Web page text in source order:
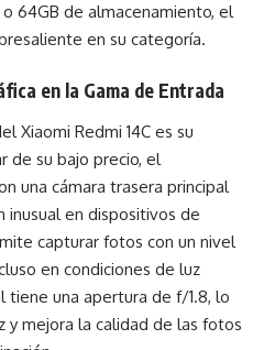
64GB de almacenamiento, el
en su categoría.
en la Gama de Entrada
Xiaomi Redmi 14C es su
de su bajo precio, el
una cámara trasera principal
inusual en dispositivos de
capturar fotos con un nivel
en condiciones de luz
tiene una apertura de f/1.8, lo
y mejora la calidad de las fotos